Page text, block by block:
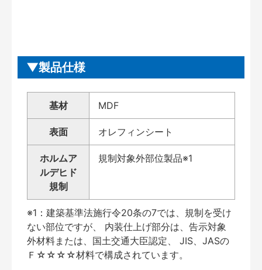
製品仕様
基材 MDF
表面 オレフィンシート
ホルムア
ルデヒド
規制
規制対象外部位製品※1
※1：建築基準法施行令20条の7では、規制を受け
ない部位ですが、 内装仕上げ部分は、告示対象
外材料または、国土交通大臣認定、 JIS、JASの
Ｆ☆☆☆☆材料で構成されています。